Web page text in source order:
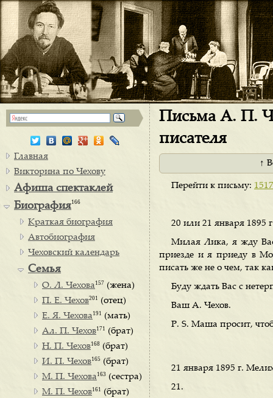
Письма А. П.
писателя
↑
Перейти к письму: 1517
20 или 21 января 1895
Милая Лика, я жду Вас
приезде и я приеду в
писать же не о чем, так
Буду ждать Вас с
Ваш А. Чехов.
Р. S. Маша просит,
21 января 1895 г.
21.
Главная
Викторина по Чехову
Афиша спектаклей
Биография166
Краткая биография
Автобиография
Чеховский календарь
Семья
О. Л. Чехова 157 (жена)
П. Е. Чехов201 (отец)
Е. Я. Чехова 191 (мать)
Ал. П. Чехов171 (брат)
Н. П. Чехов168 (брат)
И. П. Чехов165 (брат)
М. П. Чехова 163 (сестра)
М. П. Чехов161 (брат)